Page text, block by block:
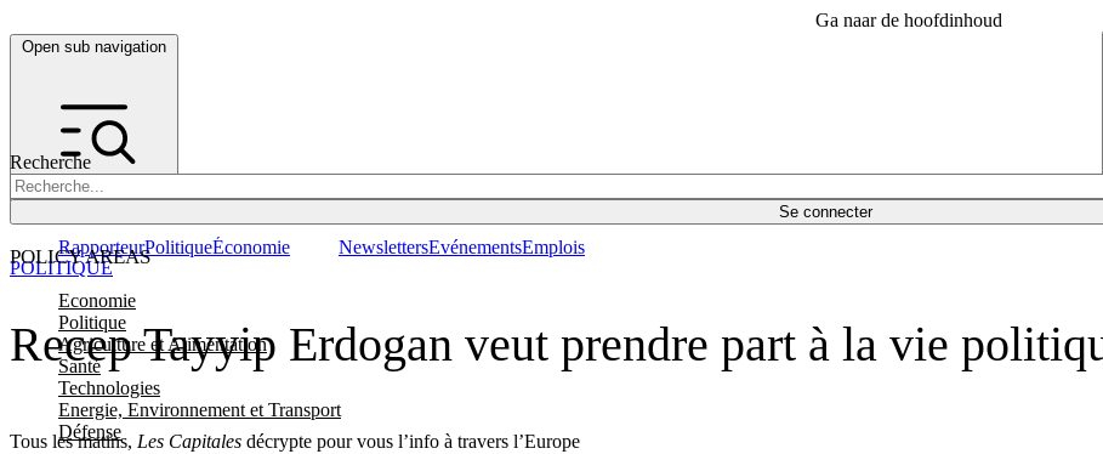
Ga naar de hoofdinhoud
Open sub navigation
Recherche
Se connecter
POLICY AREAS
Economie
Politique
Agriculture et Alimentation
Santé
Technologies
Energie, Environnement et Transport
Défense
RapporteurPolitiqueÉconomie NewslettersEvénementsEmplois
Recep Tayyip Erdogan veut prendre part à la vie
Tous les matins, Les Capitales décrypte pour vous l’info à travers l’Europe
POLITIQUE